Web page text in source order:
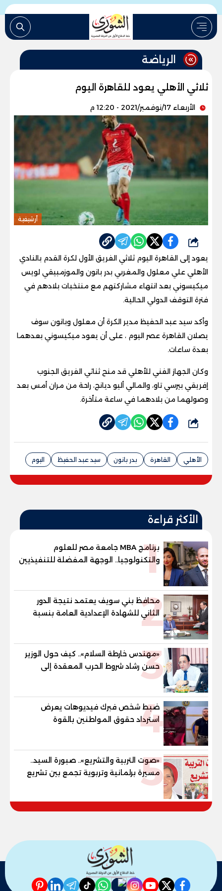
الرياضة
ثلاثي الأهلي يعود للقاهرة اليوم
الأربعاء 17/نوفمبر/2021 - 12:20 م
أرشيفية
شارك
يعود إلى القاهرة اليوم ثلاثي الفريق الأول لكرة القدم بالنادي
الأهلي علي معلول والمغربي بدر بانون والموزمبيقي لويس
ميكيسوني بعد انتهاء مشاركتهم مع منتخبات بلادهم في
فترة التوقف الدولي الحالية.
وأكد سيد عبد الحفيظ مدير الكرة أن معلول وبانون سوف
يصلان القاهرة عصر اليوم ، على أن يعود ميكيسوني بعدهما
بعدة ساعات.
وكان الجهاز الفني للأهلي قد منح ثنائي الفريق الجنوب
إفريقي بيرسي تاو، والمالي أليو ديانج، راحة من مران أمس بعد
وصولهما من بلادهما في ساعة متأخرة.
شارك
الأهلي القاهرة بدر بانون سيد عبد الحفيظ اليوم
الأكثر قراءة
1
برنامج MBA جامعة مصر للعلوم
والتكنولوجيا.. الوجهة المفضلة للتنفيذيين
وقيادات المؤسسات لصناعة قادة
2
محافظ بني سويف يعتمد نتيجة الدور
الثاني للشهادة الإعدادية العامة بنسبة
والنور للمكفوفين
3
«مهندس خارطة السلام».. كيف حول الوزير
حسن رشاد شروط الحرب المعقدة إلى
"خارطة طريق" للانسحاب والإعمار؟
4
ضبط شخص فبرك فيديوهات يعرض
استرداد حقوق المواطنين بالقوة
5
«صوت التربية والتشريع».. صبورة السيد..
مسيرة برلمانية وتربوية تجمع بين تشريع
القوانين وصناعة الأجيال لبناء الإنسان